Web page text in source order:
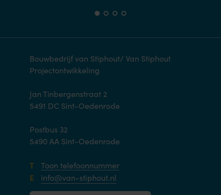
Bouwbedrijf van Stiphout/ Van Stiphout
Projectontwikkeling
Jan Tinbergenstraat 2
5491 DC Sint-Oedenrode
Postbus 32
5490 AA Sint-Oedenrode
T Toon telefoonnummer
E info@van-stiphout.nl